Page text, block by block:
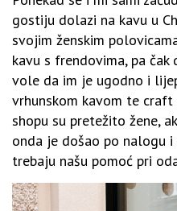
gostiju dolazi na kavu u
svojim ženskim
kavu s frendovima, pa
vole da im je ugodno i
vrhunskom kavom te craft
shopu su pretežito žene,
onda je došao po nalogu
trebaju našu pomoć pri